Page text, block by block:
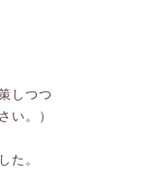
しつつ
い。）
た。